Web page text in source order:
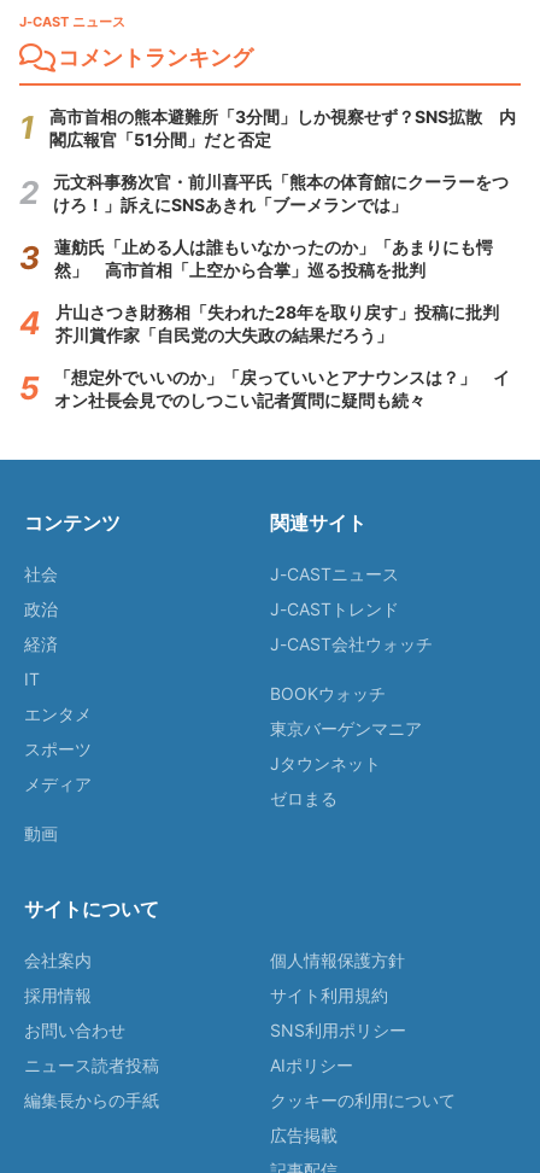
J-CAST ニュース
コメントランキング
高市首相の熊本避難所「3分間」しか視察せず？SNS拡散 内
閣広報官「51分間」だと否定
元文科事務次官・前川喜平氏「熊本の体育館にクーラーをつ
けろ！」訴えにSNSあきれ「ブーメランでは」
蓮舫氏「止める人は誰もいなかったのか」「あまりにも愕
然」 高市首相「上空から合掌」巡る投稿を批判
片山さつき財務相「失われた28年を取り戻す」投稿に批判
芥川賞作家「自民党の大失政の結果だろう」
「想定外でいいのか」「戻っていいとアナウンスは？」 イ
オン社長会見でのしつこい記者質問に疑問も続々
コンテンツ
社会
政治
経済
IT
エンタメ
スポーツ
メディア
動画
関連サイト
J-CASTニュース
J-CASTトレンド
J-CAST会社ウォッチ
BOOKウォッチ
東京バーゲンマニア
Jタウンネット
ゼロまる
サイトについて
会社案内
採用情報
お問い合わせ
ニュース読者投稿
編集長からの手紙
個人情報保護方針
サイト利用規約
SNS利用ポリシー
AIポリシー
クッキーの利用について
広告掲載